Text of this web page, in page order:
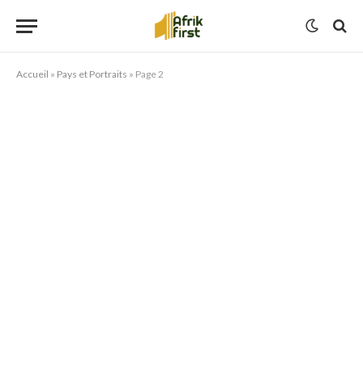
Accueil » Pays et Portraits » Page 2